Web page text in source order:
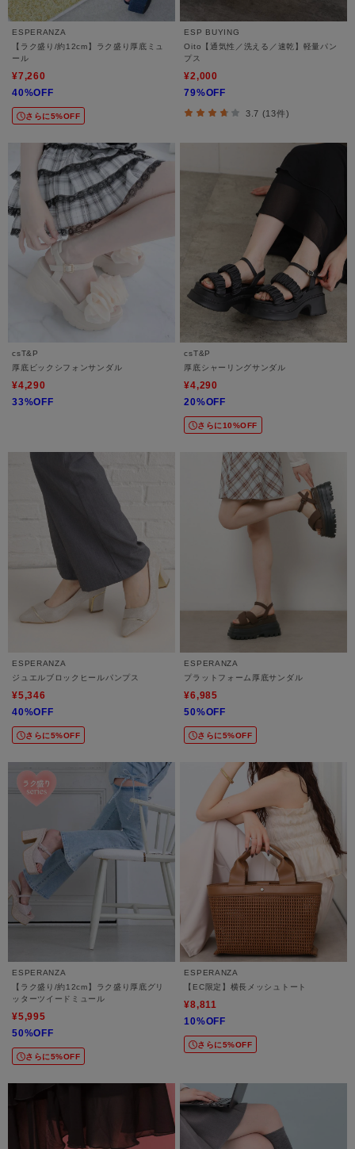
ESPERANZA
【ラク盛り/約12cm】ラク盛り厚底ミュ
ール
¥7,260
40%OFF
さらに5%OFF
ESP BUYING
Oito【通気性／洗える／速乾】軽量パン
プス
¥2,000
79%OFF
3.7 (13件)
csT&P
厚底ビックシフォンサンダル
¥4,290
33%OFF
csT&P
厚底シャーリングサンダル
¥4,290
20%OFF
さらに10%OFF
ESPERANZA
ジュエルブロックヒールパンプス
¥5,346
40%OFF
さらに5%OFF
ESPERANZA
プラットフォーム厚底サンダル
¥6,985
50%OFF
さらに5%OFF
ESPERANZA
【ラク盛り/約12cm】ラク盛り厚底グリ
ッターツイードミュール
¥5,995
50%OFF
さらに5%OFF
ESPERANZA
【EC限定】横長メッシュトート
¥8,811
10%OFF
さらに5%OFF